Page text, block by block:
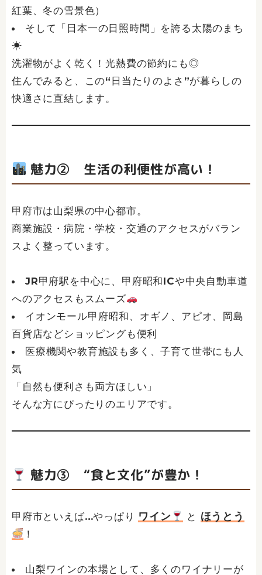
紅葉、冬の雪景色）
そして「日本一の日照時間」を誇る太陽のまち
☀
洗濯物がよく乾く！光熱費の節約にも◎
住んでみると、この“日当たりのよさ”が暮らしの
快適さに直結します。
魅力② 生活の利便性が高い！
甲府市は山梨県の中心都市。
商業施設・病院・学校・交通のアクセスがバラン
スよく整っています。
JR甲府駅を中心に、甲府昭和ICや中央自動車道
へのアクセスもスムーズ
イオンモール甲府昭和、オギノ、アピオ、岡島
百貨店などショッピングも便利
医療機関や教育施設も多く、子育て世帯にも人
気
「自然も便利さも両方ほしい」
そんな方にぴったりのエリアです。
魅力③ “食と文化”が豊か！
甲府市といえば…やっぱり ワイン と ほうとう
！
山梨ワインの本場として、多くのワイナリーが